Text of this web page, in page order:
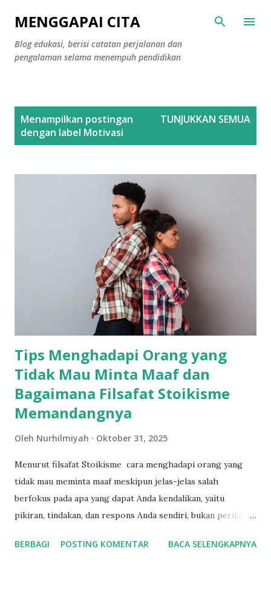
Langsung ke konten utama
MENGGAPAI CITA
Blog edukasi, berisi catatan perjalanan dan
pengalaman selama menempuh pendidikan
Menampilkan postingan
dengan label Motivasi
TUNJUKKAN SEMUA
Tips Menghadapi Orang yang
Tidak Mau Minta Maaf dan
Bagaimana Filsafat Stoikisme
Memandangnya
Oleh Nurhilmiyah Oktober 31, 2025
Menurut filsafat Stoikisme cara menghadapi orang yang
tidak mau meminta maaf meskipun jelas-jelas salah
berfokus pada apa yang dapat Anda kendalikan, yaitu
pikiran, tindakan, dan respons Anda sendiri, bukan perilaku
berdasarkan prinsip Stoikisme: Prinsip Stoikisme dalam
BERBAGI POSTING KOMENTAR BACA SELENGKAPNYA